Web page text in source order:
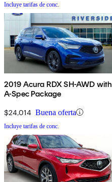
Incluye tarifas de conc.
2019 Acura RDX SH-AWD with
A-Spec Package
$24,014 Buena oferta
Incluye tarifas de conc.